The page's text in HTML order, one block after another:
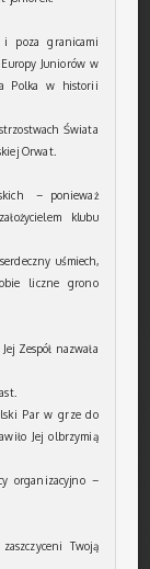
i poza granicami
Juniorów w
Polka w historii
Świata
Orwat.
– ponieważ
klubu
uśmiech,
liczne grono
Zespół nazwała
Par w grze do
Jej olbrzymią
organizacyjno –
Twoją